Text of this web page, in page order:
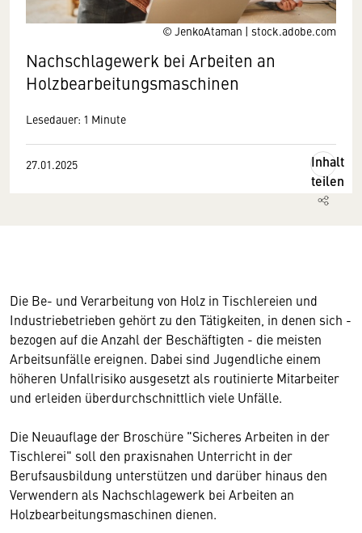
© JenkoAtaman | stock.adobe.com
Nachschlagewerk bei Arbeiten an
Holzbearbeitungs­maschinen
Lesedauer: 1 Minute
27.01.2025
Inhalt
teilen
Die Be- und Verarbeitung von Holz in Tischlereien und
Industriebetrieben gehört zu den Tätigkeiten, in denen sich -
bezogen auf die Anzahl der Beschäftigten - die meisten
Arbeitsunfälle ereignen. Dabei sind Jugendliche einem
höheren Unfallrisiko ausgesetzt als routinierte Mitarbeiter
und erleiden überdurchschnittlich viele Unfälle.
Die Neuauflage der Broschüre "Sicheres Arbeiten in der
Tischlerei" soll den praxisnahen Unterricht in der
Berufsausbildung unterstützen und darüber hinaus den
Verwendern als Nachschlagewerk bei Arbeiten an
Holzbearbeitungsmaschinen dienen.